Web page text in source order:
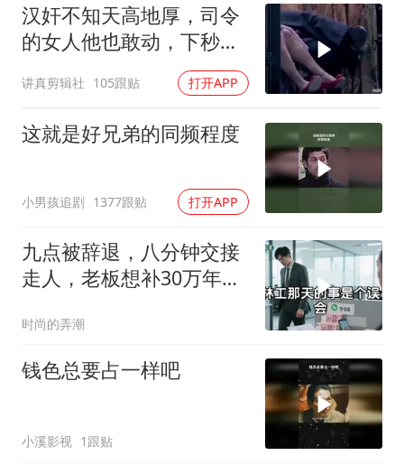
汉奸不知天高地厚，司令
的女人他也敢动，下秒就
讲真剪辑社 105跟贴 打开APP
这就是好兄弟的同频程度
小男孩追剧 1377跟贴 打开APP
九点被辞退，八分钟交接
走人，老板想补30万年终
时尚的弄潮
钱色总要占一样吧
小溪影视 1跟贴